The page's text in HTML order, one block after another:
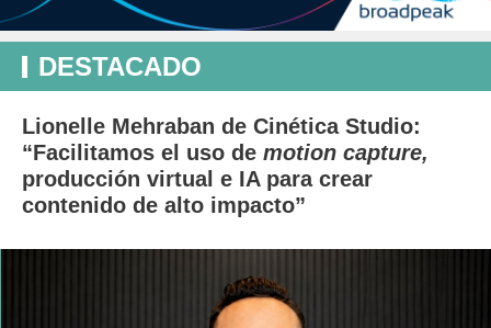
DESTACADO
Lionelle Mehraban de Cinética Studio:
“Facilitamos el uso de motion capture,
producción virtual e IA para crear
contenido de alto impacto”